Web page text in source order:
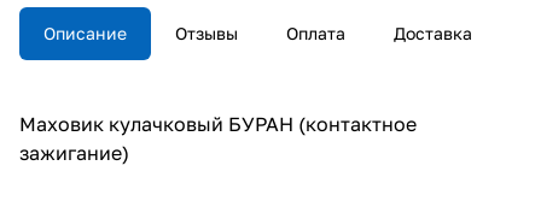
Описание Отзывы Оплата Доставка
Маховик кулачковый БУРАН (контактное
зажигание)